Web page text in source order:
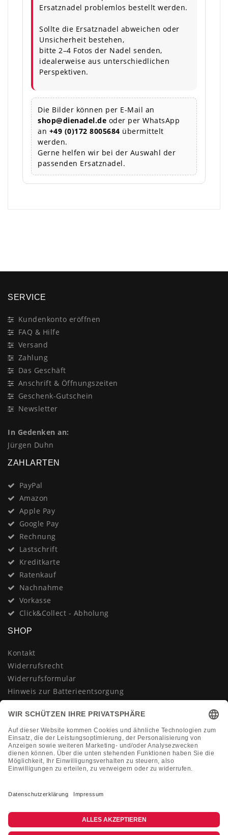
Ersatznadel problemlos bestellt werden.
Sollte die Ersatznadel abweichen oder
Unsicherheit bestehen,
bitte 2–4 Fotos der Nadel senden,
idealerweise aus unterschiedlichen
Perspektiven.
Die Bilder können per E-Mail an
shop@dienadel.de oder per WhatsApp
an +49 (0)172 8005684 übermittelt
werden.
Gerne helfen wir bei der Auswahl der
passenden Ersatznadel.
SERVICE
Kundenkonto eröffnen
FAQ & Hilfe
Versand
Zahlung
Das Geschäft
Anschrift & Öffnungszeiten
Geschenk-Gutschein
Newsletter
In Gedenken an:
Jürgen Duhn
ZAHLARTEN
PayPal
Amazon
Apple Pay
Google Pay
Rechnung
Lastschrift
Kreditkarte
Ratenkauf
Nachnahme
Vorkasse
Click&Collect - Abholung
SHOP
Kontakt
Widerrufsrecht
Widerrufsformular
Hinweis zur Batterieentsorgung
AGB
Impressum
Vertrag widerrufen
KONTAKT
Montag-Freitag 10:00-18:00 Uhr
shop@dienadel.de
Kieler Str. 18 - 41540 Dormagen